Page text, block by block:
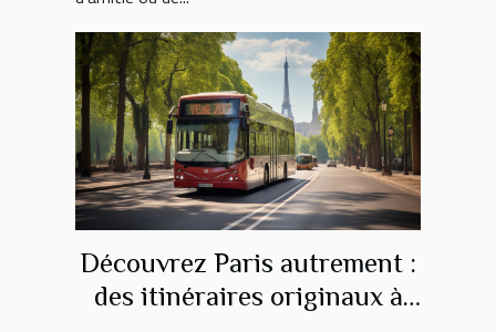
Découvrez Paris autrement :
des itinéraires originaux à